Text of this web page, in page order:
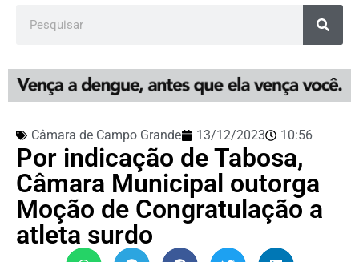
Câmara de Campo Grande 13/12/2023 10:56
Por indicação de Tabosa,
Câmara Municipal outorga
Moção de Congratulação a
atleta surdo